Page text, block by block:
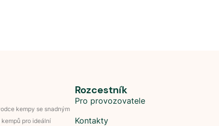
kempy se snadným
pro ideální
Rozcestník
Pro provozovatele
Kontakty